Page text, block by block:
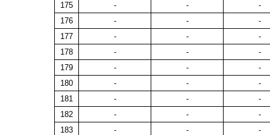
175
- -
-
176
- -
-
177
- -
-
178
- -
-
179
- -
-
180
- -
-
181
- -
-
182
- -
-
183
- -
-